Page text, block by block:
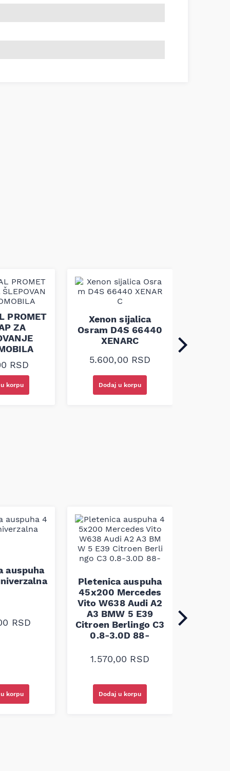
PROMET
ZA
RSD
korpu
Xenon sijalica
Osram D4S 66440
XENARC
5.600,00 RSD
Dodaj u korpu
auspuha
RSD
korpu
Pletenica auspuha
45x200 Mercedes
Vito W638 Audi A2
A3 BMW 5 E39
Citroen Berlingo C3
0.8-3.0D 88-
1.570,00 RSD
Dodaj u korpu